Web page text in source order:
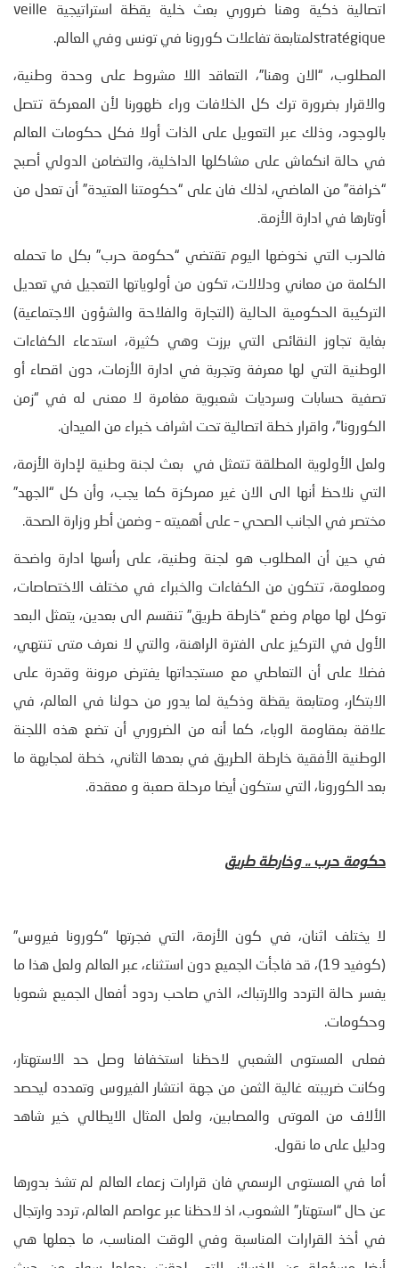
اتصالية ذكية وهنا ضروري بعث خلية يقظة استراتيجية veille
stratégiqueلمتابعة تفاعلات كورونا في تونس وفي العالم.
المطلوب، “الان وهنا”، التعاقد اللا مشروط على وحدة وطنية،
والاقرار بضرورة ترك كل الخلافات وراء ظهورنا لأن المعركة تتصل
بالوجود، وذلك عبر التعويل على الذات أولا فكل حكومات العالم
في حالة انكماش على مشاكلها الداخلية، والتضامن الدولي أصبح
“خرافة” من الماضي، لذلك فان على “حكومتنا العتيدة” أن تعدل من
أوتارها في ادارة الأزمة.
فالحرب التي نخوضها اليوم تقتضي “حكومة حرب” بكل ما تحمله
الكلمة من معاني ودلالات، تكون من أولوياتها التعجيل في تعديل
التركيبة الحكومية الحالية (التجارة والفلاحة والشؤون الاجتماعية)
بغاية تجاوز النقائص التي برزت وهي كثيرة، استدعاء الكفاءات
الوطنية التي لها معرفة وتجربة في ادارة الأزمات، دون اقصاء أو
تصفية حسابات وسرديات شعبوية مغامرة لا معنى له في “زمن
الكورونا”، واقرار خطة اتصالية تحت اشراف خبراء من الميدان.
ولعل الأولوية المطلقة تتمثل في بعث لجنة وطنية لإدارة الأزمة،
التي نلاحظ أنها الى الان غير ممركزة كما يجب، وأن كل “الجهد”
مختصر في الجانب الصحي – على أهميته – وضمن أطر وزارة الصحة.
في حين أن المطلوب هو لجنة وطنية، على رأسها ادارة واضحة
ومعلومة، تتكون من الكفاءات والخبراء في مختلف الاختصاصات،
توكل لها مهام وضع “خارطة طريق” تنقسم الى بعدين، يتمثل البعد
الأول في التركيز على الفترة الراهنة، والتي لا نعرف متى تنتهي،
فضلا على أن التعاطي مع مستجداتها يفترض مرونة وقدرة على
الابتكار، ومتابعة يقظة وذكية لما يدور من حولنا في العالم، في
علاقة بمقاومة الوباء، كما أنه من الضروري أن تضع هذه اللجنة
الوطنية الأفقية خارطة الطريق في بعدها الثاني، خطة لمجابهة ما
بعد الكورونا، التي ستكون أيضا مرحلة صعبة و معقدة.
حكومة حرب .. وخارطة طريق
لا يختلف اثنان، في كون الأزمة، التي فجرتها “كورونا فيروس”
(كوفيد 19)، قد فاجأت الجميع دون استثناء، عبر العالم ولعل هذا ما
يفسر حالة التردد والارتباك، الذي صاحب ردود أفعال الجميع شعوبا
وحكومات.
فعلى المستوى الشعبي لاحظنا استخفافا وصل حد الاستهتار،
وكانت ضريبته غالية الثمن من جهة انتشار الفيروس وتمدده ليحصد
الألاف من الموتى والمصابين، ولعل المثال الايطالي خير شاهد
ودليل على ما نقول.
أما في المستوى الرسمي فان قرارات زعماء العالم لم تشذ بدورها
عن حال “استهتار” الشعوب، اذ لاحظنا عبر عواصم العالم، تردد وارتجال
في أخذ القرارات المناسبة وفي الوقت المناسب، ما جعلها هي